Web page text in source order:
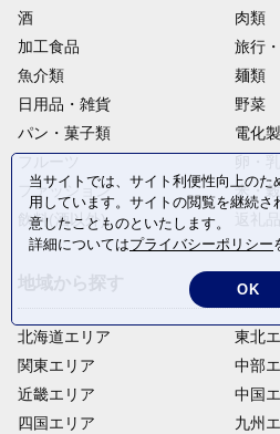
酒
肉類
加工食品
旅行
魚介類
麺類
日用品・雑貨
野菜
パン・菓子類
電化
ファッション
米・
飲料(酒以外)
北海道エリア
関東エリア
近畿エリア
四国エリア
東北
中部
中国
九州
当サイトでは、サイト利便性向上のた
用しています。サイトの閲覧を継続さ
意したことものといたします。
詳細についてはプライバシーポリシー
OK